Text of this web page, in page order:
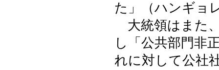
た」（ハンギョ
大統領はまた
し「公共部門非
れに対して公社